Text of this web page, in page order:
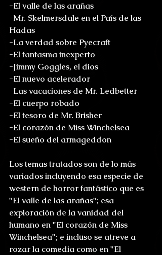
-El valle de las arañas
-Mr. Skelmersdale en el País de las
Hadas
-La verdad sobre Pyecraft
-El fantasma inexperto
-Jimmy Goggles, el dios
-El nuevo acelerador
-Las vacaciones de Mr. Ledbetter
-El cuerpo robado
-El tesoro de Mr. Brisher
-El corazón de Miss Winchelsea
-El sueño del armageddon
Los temas tratados son de lo más
variados incluyendo esa especie de
western de horror fantástico que es
"El valle de las arañas"; esa
exploración de la vanidad del
humano en "El corazón de Miss
Winchelsea"; e incluso se atreve a
rozar la comedia como en "El